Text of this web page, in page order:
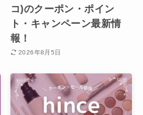
コ)のクーポン・ポイン
ト・キャンペーン最新情
報！
2026年8月5日